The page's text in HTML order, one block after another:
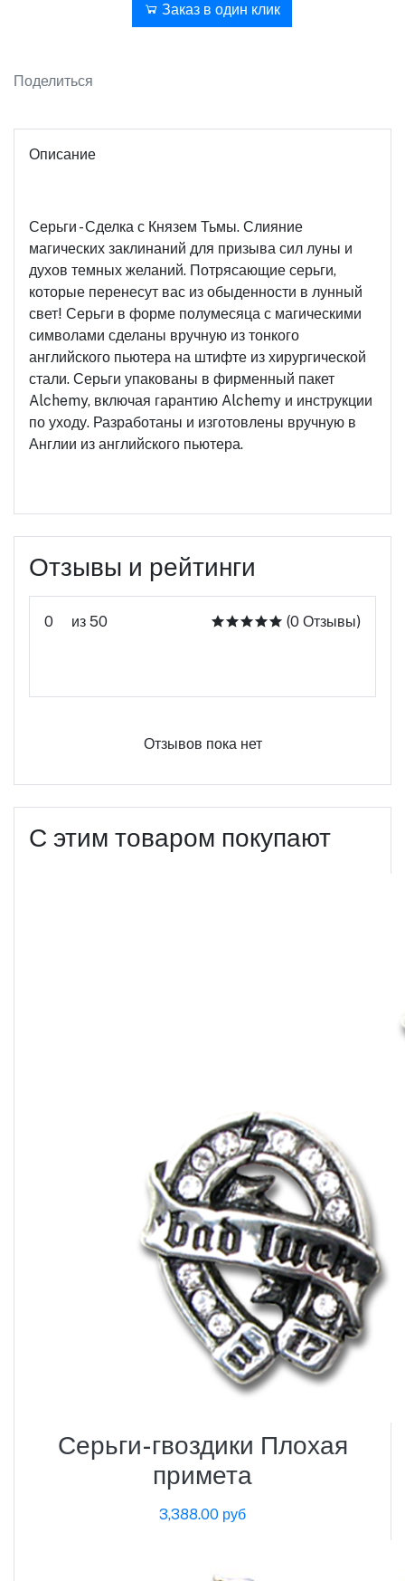
Заказ в один клик
Поделиться
Описание
Серьги - Сделка с Князем Тьмы. Слияние
магических заклинаний для призыва сил луны и
духов темных желаний. Потрясающие серьги,
которые перенесут вас из обыденности в лунный
свет! Серьги в форме полумесяца с магическими
символами сделаны вручную из тонкого
английского пьютера на штифте из хирургической
стали. Серьги упакованы в фирменный пакет
Alchemy, включая гарантию Alchemy и инструкции
по уходу. Разработаны и изготовлены вручную в
Англии из английского пьютера.
Отзывы и рейтинги
0 из 50 (0 Отзывы)
Отзывов пока нет
С этим товаром покупают
Серьги-гвоздики Плохая
примета
3,388.00 руб